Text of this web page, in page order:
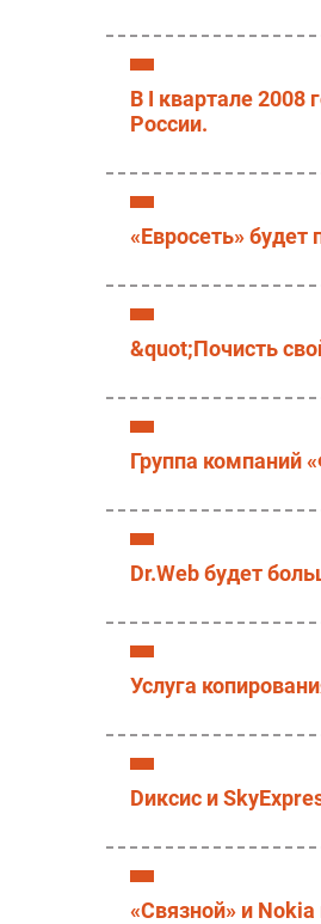
В I квартале 2008
России.
«Евросеть»
&quot;Почисть
Группа компаний
Dr.Web будет
Услуга
Dиксис и
«Связной» и